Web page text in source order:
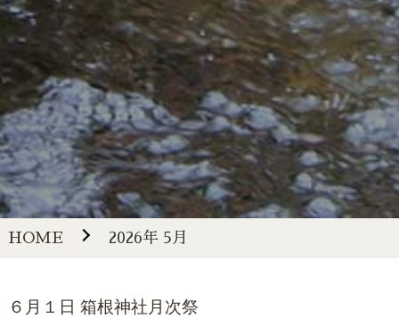
HOME 2026年 5月
６月１日 箱根神社月次祭